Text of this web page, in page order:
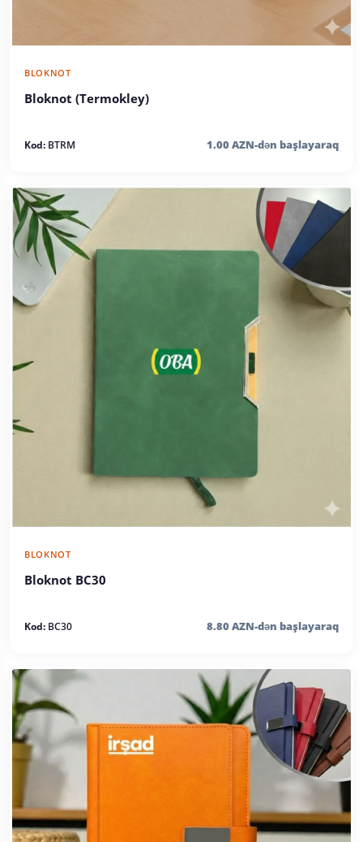
BLOKNOT
Bloknot (Termokley)
Kod: BTRM 1.00 AZN-dən başlayaraq
BLOKNOT
Bloknot BC30
Kod: BC30 8.80 AZN-dən başlayaraq